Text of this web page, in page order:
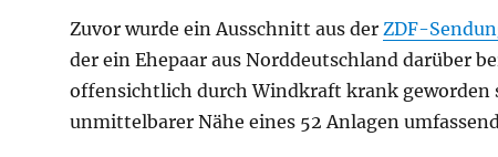
Zuvor wurde ein Ausschnitt aus der ZDF-
der ein Ehe­paar aus Norddeutschland darüber
offensichtlich durch Windkraft krank geworden
unmittelbarer Nähe eines 52 Anlagen